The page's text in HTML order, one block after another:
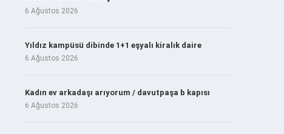
6 Ağustos 2026
Yıldız kampüsü dibinde 1+1 eşyalı kiralık daire
6 Ağustos 2026
Kadın ev arkadaşı arıyorum / davutpaşa b kapısı
6 Ağustos 2026